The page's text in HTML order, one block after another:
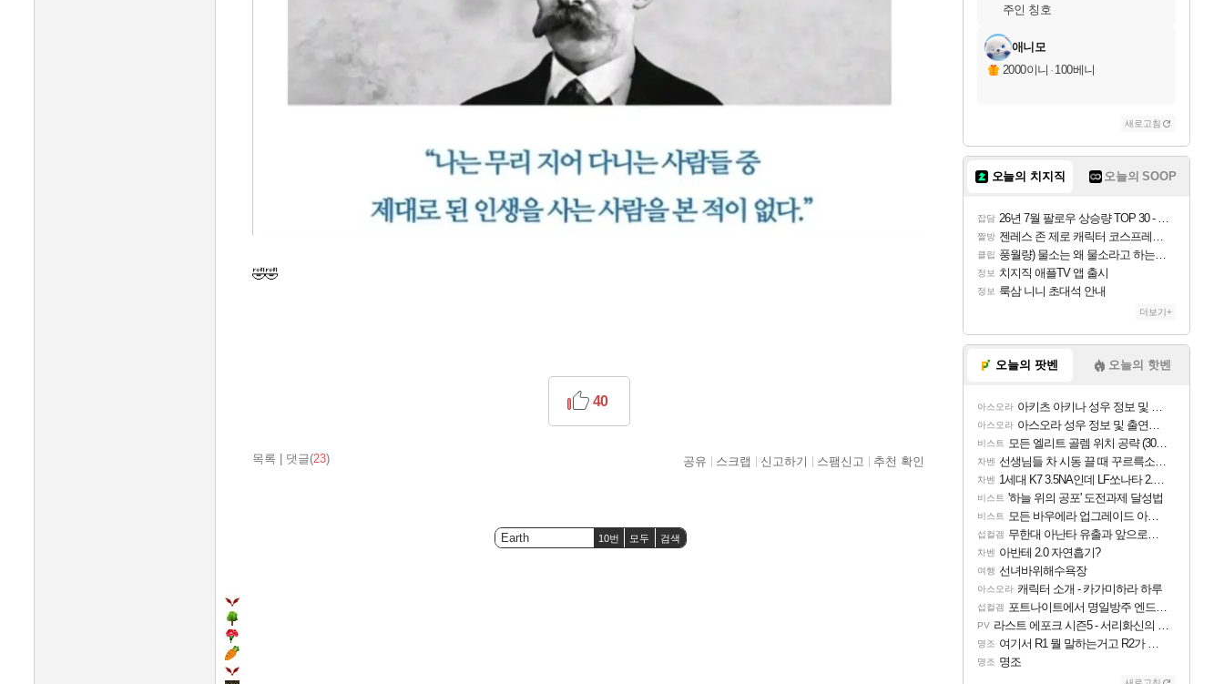
🤣🤣
목록 | 댓글(23)
40
공유 스크랩 신고하기 스팸신고 추천 확인
10번 모두 검색
주인 칭호
애니모
2000이니 · 100베니
새로고침
오늘의 치지직 오늘의 SOOP
잡담 26년 7월 팔로우 상승량 TOP 30 - 월간 치지직
짤방 젠레스 존 제로 캐릭터 코스프레한 꽁주
클립 풍월량) 물소는 왜 물소라고 하는거야? 아! 그만 ㅋㅋ
정보 치지직 애플TV 앱 출시
정보 룩삼 니니 초대석 안내
더보기+
오늘의 팟벤 오늘의 핫벤
아스오라 아키츠 아키나 성우 정보 및 주요 필모
아스오라 아스오라 성우 정보 및 출연작 모음
비스트 모든 엘리트 골렘 위치 공략 (30개) - 방랑 결투가
차벤 선생님들 차 시동 끌 때 꾸르륵소리나는데
차벤 1세대 K7 3.5NA인데 LF쏘나타 2.0NA 기변하면 유류비 절약이 얼마나 될까요..?
비스트 '하늘 위의 공포' 도전과제 달성법
비스트 모든 바우에라 업그레이드 아이템 획득 위치 공략 (89개)
섭컬겜 무한대 아난타 유출과 앞으로의 예상 (루머)
차벤 아반테 2.0 자연흡기?
여행 선녀바위해수욕장
아스오라 캐릭터 소개 - 카가미하라 하루
섭컬겜 포트나이트에서 명일방주 엔드필드 [펠리카] 판매 예정
PV 라스트 에포크 시즌5 - 서리화신의 분노 티저
명조 여기서 R1 뭘 말하는거고 R2가 뭘말하는걸까요?
명조 명조